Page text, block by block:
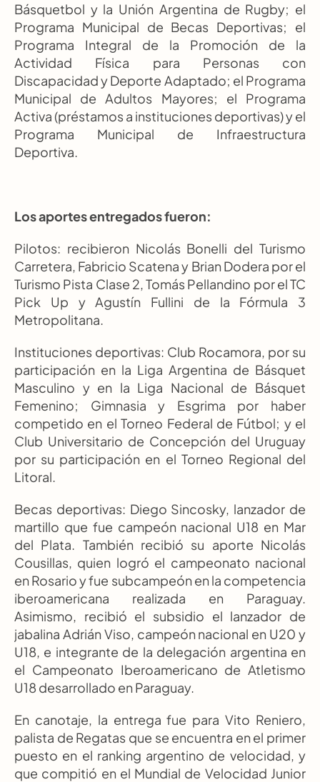
Básquetbol y la Unión Argentina de Rugby; el
Programa Municipal de Becas Deportivas; el
Programa Integral de la Promoción de la
Actividad Física para Personas con
Discapacidad y Deporte Adaptado; el Programa
Municipal de Adultos Mayores; el Programa
Activa (préstamos a instituciones deportivas) y el
Programa Municipal de Infraestructura
Deportiva.
Los aportes entregados fueron:
Pilotos: recibieron Nicolás Bonelli del Turismo
Carretera, Fabricio Scatena y Brian Dodera por el
Turismo Pista Clase 2, Tomás Pellandino por el TC
Pick Up y Agustín Fullini de la Fórmula 3
Metropolitana.
Instituciones deportivas: Club Rocamora, por su
participación en la Liga Argentina de Básquet
Masculino y en la Liga Nacional de Básquet
Femenino; Gimnasia y Esgrima por haber
competido en el Torneo Federal de Fútbol; y el
Club Universitario de Concepción del Uruguay
por su participación en el Torneo Regional del
Litoral.
Becas deportivas: Diego Sincosky, lanzador de
martillo que fue campeón nacional U18 en Mar
del Plata. También recibió su aporte Nicolás
Cousillas, quien logró el campeonato nacional
en Rosario y fue subcampeón en la competencia
iberoamericana realizada en Paraguay.
Asimismo, recibió el subsidio el lanzador de
jabalina Adrián Viso, campeón nacional en U20 y
U18, e integrante de la delegación argentina en
el Campeonato Iberoamericano de Atletismo
U18 desarrollado en Paraguay.
En canotaje, la entrega fue para Vito Reniero,
palista de Regatas que se encuentra en el primer
puesto en el ranking argentino de velocidad, y
que compitió en el Mundial de Velocidad Junior